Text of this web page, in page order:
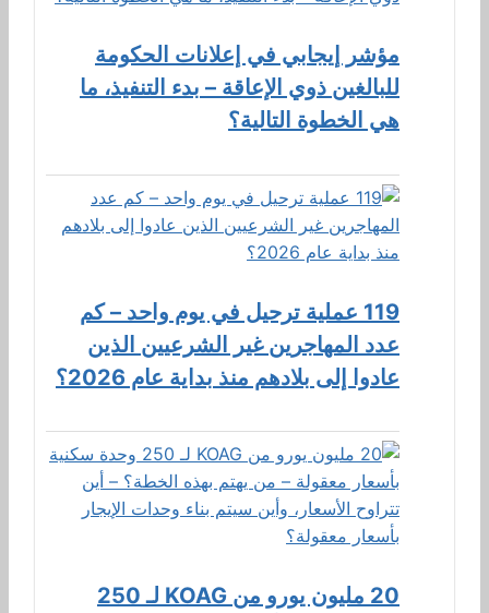
مؤشر إيجابي في إعلانات الحكومة
للبالغين ذوي الإعاقة – بدء التنفيذ، ما
هي الخطوة التالية؟
119 عملية ترحيل في يوم واحد – كم
عدد المهاجرين غير الشرعيين الذين
عادوا إلى بلادهم منذ بداية عام 2026؟
20 مليون يورو من KOAG لـ 250